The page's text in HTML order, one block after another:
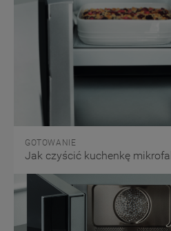
GOTOWANIE
Jak czyścić kuchenkę